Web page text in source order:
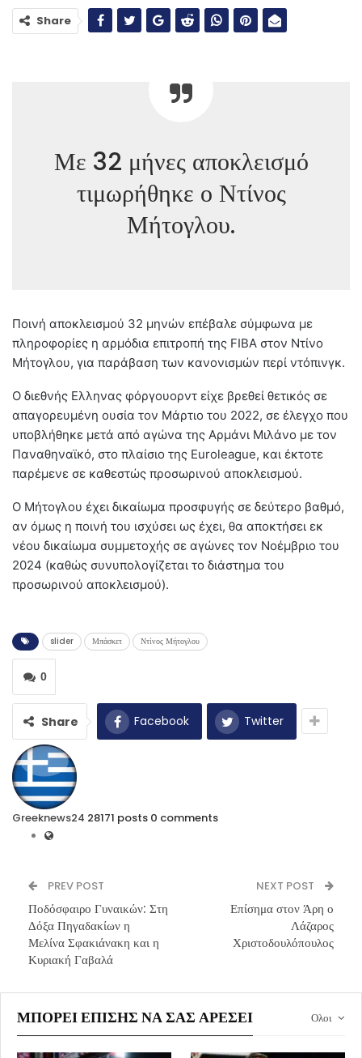
Share
Με 32 μήνες αποκλεισμό
τιμωρήθηκε ο Ντίνος
Μήτογλου.
Ποινή αποκλεισμού 32 μηνών επέβαλε σύμφωνα με
πληροφορίες η αρμόδια επιτροπή της FIBA στον Ντίνο
Μήτογλου, για παράβαση των κανονισμών περί ντόπινγκ.
Ο διεθνής Ελληνας φόργουορντ είχε βρεθεί θετικός σε
απαγορευμένη ουσία τον Μάρτιο του 2022, σε έλεγχο που
υποβλήθηκε μετά από αγώνα της Αρμάνι Μιλάνο με τον
Παναθηναϊκό, στο πλαίσιο της Euroleague, και έκτοτε
παρέμενε σε καθεστώς προσωρινού αποκλεισμού.
Ο Μήτογλου έχει δικαίωμα προσφυγής σε δεύτερο βαθμό,
αν όμως η ποινή του ισχύσει ως έχει, θα αποκτήσει εκ
νέου δικαίωμα συμμετοχής σε αγώνες τον Νοέμβριο του
2024 (καθώς συνυπολογίζεται το διάστημα του
προσωρινού αποκλεισμού).
slider Μπάσκετ Ντίνος Μήτογλου
0
Share Facebook Twitter
Greeknews24 28171 posts 0 comments
PREV POST
Ποδόσφαιρο Γυναικών: Στη
Δόξα Πηγαδακίων η
Μελίνα Σφακιάνακη και η
Κυριακή Γαβαλά
NEXT POST
Επίσημα στον Άρη ο
Λάζαρος
Χριστοδουλόπουλος
Ολοι
ΜΠΟΡΕΊ ΕΠΊΣΗΣ ΝΑ ΣΑΣ ΑΡΈΣΕΙ